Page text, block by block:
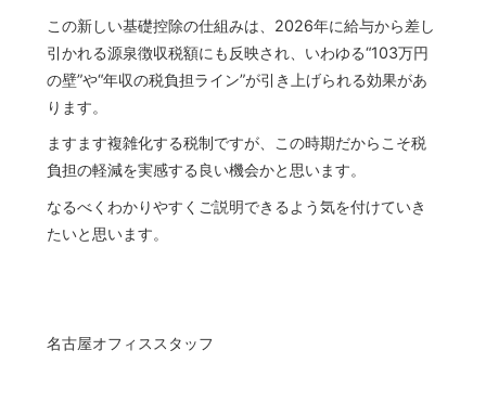
この新しい基礎控除の仕組みは、2026年に給与から差し
引かれる源泉徴収税額にも反映され、いわゆる“103万円
の壁”や“年収の税負担ライン”が引き上げられる効果があ
ります。
ますます複雑化する税制ですが、この時期だからこそ税
負担の軽減を実感する良い機会かと思います。
なるべくわかりやすくご説明できるよう気を付けていき
たいと思います。
名古屋オフィススタッフ